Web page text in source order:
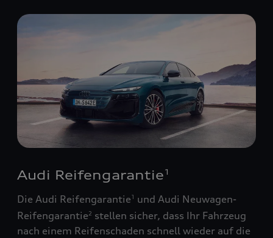
Audi Reifengarantie 1
Die Audi Reifengarantie1
und Audi Neuwagen-
Reifengarantie2 stellen sicher, dass Ihr Fahrzeug
nach einem Reifenschaden schnell wieder auf die